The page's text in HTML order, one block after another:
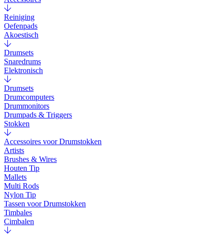
Reiniging
Oefenpads
Akoestisch
Drumsets
Snaredrums
Elektronisch
Drumsets
Drumcomputers
Drummonitors
Drumpads & Triggers
Stokken
Accessoires voor Drumstokken
Artists
Brushes & Wires
Houten Tip
Mallets
Multi Rods
Nylon Tip
Tassen voor Drumstokken
Timbales
Cimbalen